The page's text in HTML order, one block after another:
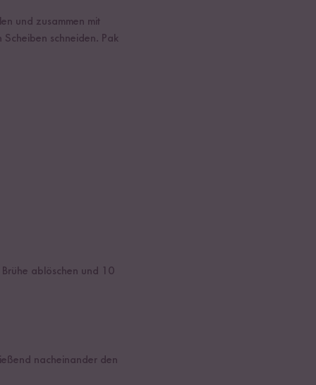
und zusammen mit
Scheiben schneiden. Pak
ablöschen und 10
nacheinander den